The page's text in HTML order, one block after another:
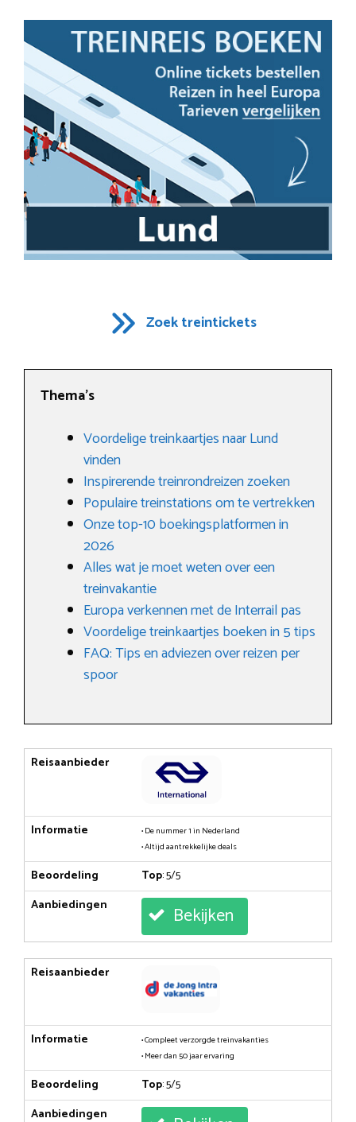
Zoek treintickets
Thema’s
Voordelige treinkaartjes naar Lund
vinden
Inspirerende treinrondreizen zoeken
Populaire treinstations om te vertrekken
Onze top-10 boekingsplatformen in
2026
Alles wat je moet weten over een
treinvakantie
Europa verkennen met de Interrail pas
Voordelige treinkaartjes boeken in 5 tips
FAQ: Tips en adviezen over reizen per
spoor
Reisaanbieder
Informatie
• De nummer 1 in Nederland
• Altijd aantrekkelijke deals
Beoordeling Top: 5/5
Aanbiedingen
Bekijken
Reisaanbieder
Informatie
• Compleet verzorgde treinvakanties
• Meer dan 50 jaar ervaring
Beoordeling Top: 5/5
Aanbiedingen